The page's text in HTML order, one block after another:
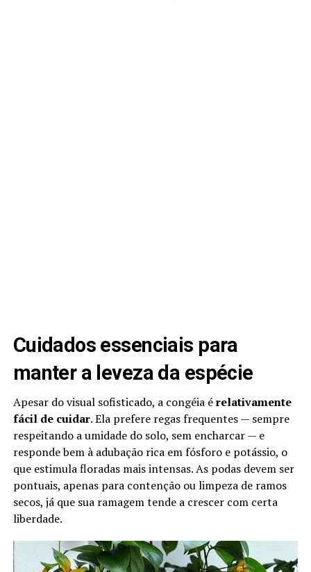
Cuidados essenciais para
manter a leveza da espécie
Apesar do visual sofisticado, a congéia érelativamente
fácil de cuidar. Ela prefere regas frequentes — sempre
respeitando a umidade do solo, sem encharcar — e
responde bem à adubação rica em fósforo e potássio, o
que estimula floradas mais intensas. As podas devem ser
pontuais, apenas para contenção ou limpeza de ramos
secos, já que sua ramagem tende a crescer com certa
liberdade.